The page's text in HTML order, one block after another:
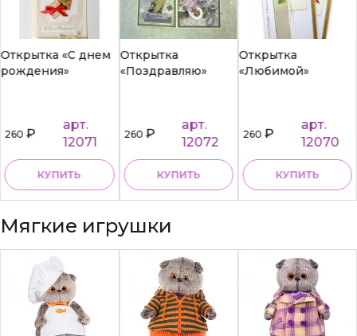
Открытка «С днем
рождения»
260₽
арт.
12071
КУПИТЬ
Открытка
«Поздравляю»
260₽
арт.
12072
КУПИТЬ
Открытка
«Любимой»
260₽
арт.
12070
КУПИТЬ
Мягкие игрушки